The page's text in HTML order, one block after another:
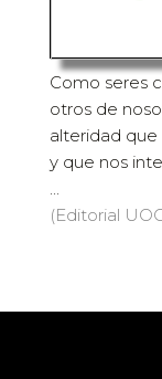
Como seres
otros de
alteridad que
y que nos
...
(Editorial